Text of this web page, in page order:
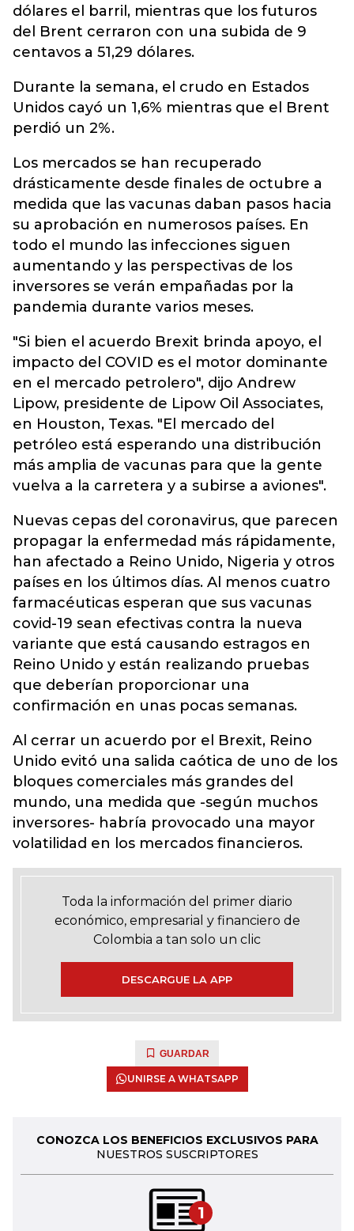
dólares el barril, mientras que los futuros
del Brent cerraron con una subida de 9
centavos a 51,29 dólares.
Durante la semana, el crudo en Estados
Unidos cayó un 1,6% mientras que el Brent
perdió un 2%.
Los mercados se han recuperado
drásticamente desde finales de octubre a
medida que las vacunas daban pasos hacia
su aprobación en numerosos países. En
todo el mundo las infecciones siguen
aumentando y las perspectivas de los
inversores se verán empañadas por la
pandemia durante varios meses.
"Si bien el acuerdo Brexit brinda apoyo, el
impacto del COVID es el motor dominante
en el mercado petrolero", dijo Andrew
Lipow, presidente de Lipow Oil Associates,
en Houston, Texas. "El mercado del
petróleo está esperando una distribución
más amplia de vacunas para que la gente
vuelva a la carretera y a subirse a aviones".
Nuevas cepas del coronavirus, que parecen
propagar la enfermedad más rápidamente,
han afectado a Reino Unido, Nigeria y otros
países en los últimos días. Al menos cuatro
farmacéuticas esperan que sus vacunas
covid-19 sean efectivas contra la nueva
variante que está causando estragos en
Reino Unido y están realizando pruebas
que deberían proporcionar una
confirmación en unas pocas semanas.
Al cerrar un acuerdo por el Brexit, Reino
Unido evitó una salida caótica de uno de los
bloques comerciales más grandes del
mundo, una medida que -según muchos
inversores- habría provocado una mayor
volatilidad en los mercados financieros.
Toda la información del primer diario
económico, empresarial y financiero de
Colombia a tan solo un clic
DESCARGUE LA APP
GUARDAR
UNIRSE A WHATSAPP
CONOZCA LOS BENEFICIOS EXCLUSIVOS PARA
NUESTROS SUSCRIPTORES
1